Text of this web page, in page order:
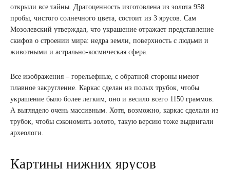
открыли все тайны. Драгоценность изготовлена ​​из золота 958
пробы, чистого солнечного цвета, состоит из 3 ярусов. Сам
Мозолевский утверждал, что украшение отражает представление
скифов о строении мира: недра земли, поверхность с людьми и
животными и астрально-космическая сфера.
Все изображения – горельефные, с обратной стороны имеют
плавное закругление. Каркас сделан из полых трубок, чтобы
украшение было более легким, оно и весило всего 1150 граммов.
А выглядело очень массивным. Хотя, возможно, каркас сделали из
трубок, чтобы сэкономить золото, такую ​​версию тоже выдвигали
археологи.
Картины нижних ярусов